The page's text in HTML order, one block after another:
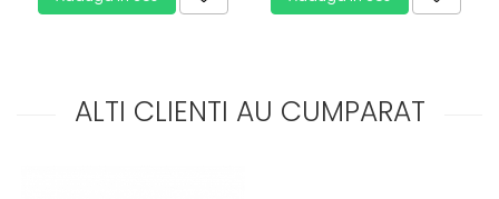
ALTI CLIENTI AU CUMPARAT